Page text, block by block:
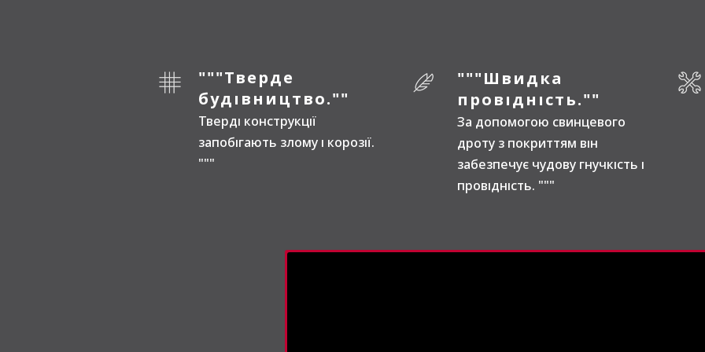
"""Тверде
будівництво.""
Тверді конструкції
запобігають злому і корозії.
"""
"""Швидка
провідність.""
За допомогою свинцевого
дроту з покриттям він
забезпечує чудову гнучкість і
провідність. """